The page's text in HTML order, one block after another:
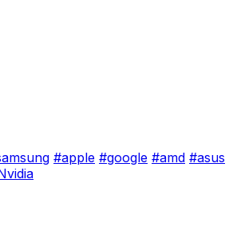
#apple #google #amd #asus